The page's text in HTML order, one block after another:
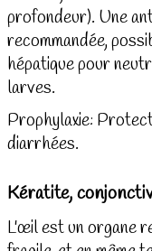
profondeur). Une
recommandée,
hépatique pour
larves.
Prophylaxie:
diarrhées.
Kératite,
L'œil est un organe